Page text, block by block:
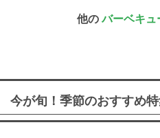
他のバーベキュ
今が旬！季節のおすすめ